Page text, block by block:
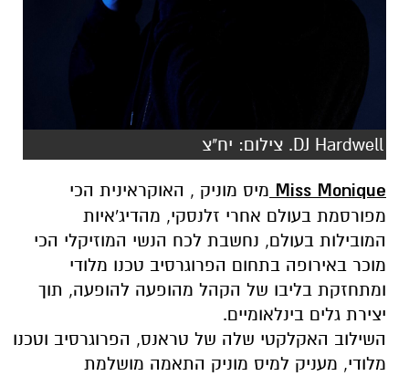
DJ Hardwell. צילום: יח"צ
Miss Monique מיס מוניק , האוקראינית הכי
מפורסמת בעולם אחרי זלנסקי, מהדיג'איות
המובילות בעולם, נחשבת לכח הנשי המוזיקלי הכי
מוכר באירופה בתחום הפרוגרסיב טכנו מלודי
ומתחזקת בליבו של הקהל מהופעה להופעה, תוך
יצירת גלים בינלאומיים.
השילוב האקלקטי שלה של טראנס, הפרוגרסיב וטכנו
מלודי, מעניק למיס מוניק התאמה מושלמת